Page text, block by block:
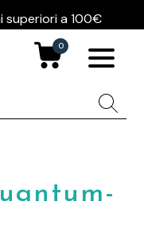
superiori a 100€
0